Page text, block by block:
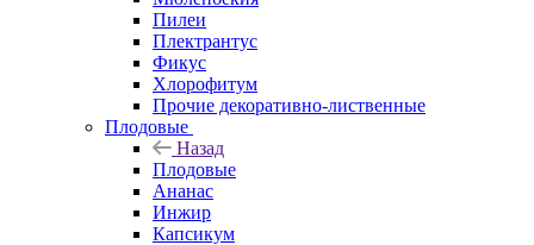
Пилеи
Плектрантус
Фикус
Хлорофитум
Прочие декоративно-лиственные
Плодовые
Назад
Плодовые
Ананас
Инжир
Капсикум